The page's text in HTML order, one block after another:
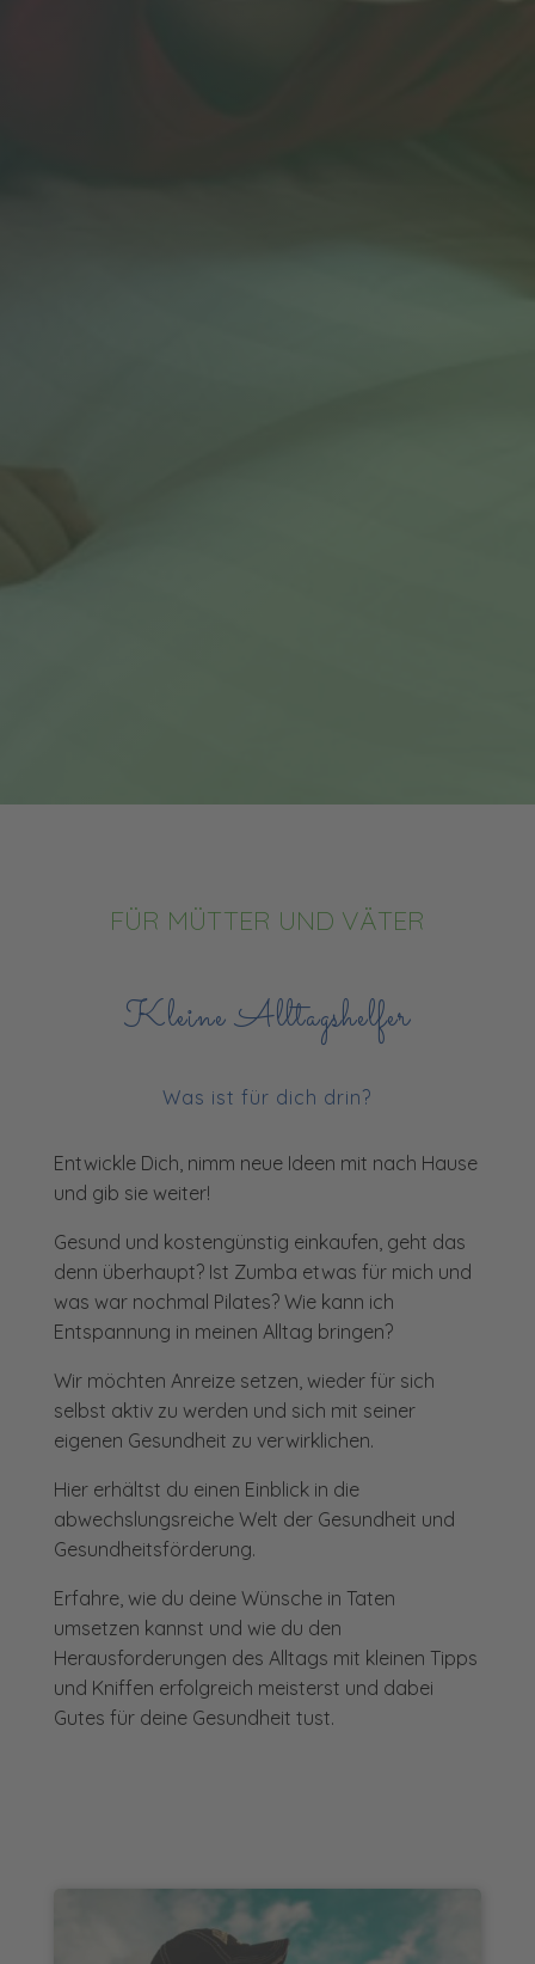
FÜR MÜTTER UND VÄTER
Kleine Alltagshelfer
Was ist für dich drin?
Entwickle Dich, nimm neue Ideen mit nach Hause
und gib sie weiter!
Gesund und kostengünstig einkaufen, geht das
denn überhaupt? Ist Zumba etwas für mich und
was war nochmal Pilates? Wie kann ich
Entspannung in meinen Alltag bringen?
Wir möchten Anreize setzen, wieder für sich
selbst aktiv zu werden und sich mit seiner
eigenen Gesundheit zu verwirklichen.
Hier erhältst du einen Einblick in die
abwechslungsreiche Welt der Gesundheit und
Gesundheitsförderung.
Erfahre, wie du deine Wünsche in Taten
umsetzen kannst und wie du den
Herausforderungen des Alltags mit kleinen Tipps
und Kniffen erfolgreich meisterst und dabei
Gutes für deine Gesundheit tust.